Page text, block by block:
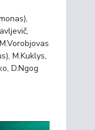
M.Kuklys,
D.Ngog